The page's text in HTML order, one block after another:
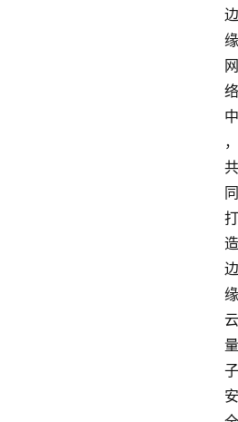
边
缘
网
络
中
，
共
同
打
造
边
缘
云
量
子
安